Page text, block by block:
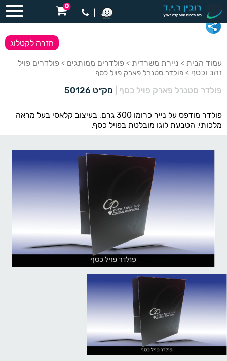
0
עמוד הבית > ניירת משרדית > פולדרים ממותגים > פולדרים פויל
זהב וכסף > פולדר סטנרל פארק פויל כסף
פולדר סטנרל פארק פויל כסף מק״ט 50126
חזרה לקטלוג
פולדר מודפס על נייר כרומו 300 גרם, בעיצוב קלאסי בעל מראה
מלכותי, הטבעת לוגו מובלטת בפויל כסף.